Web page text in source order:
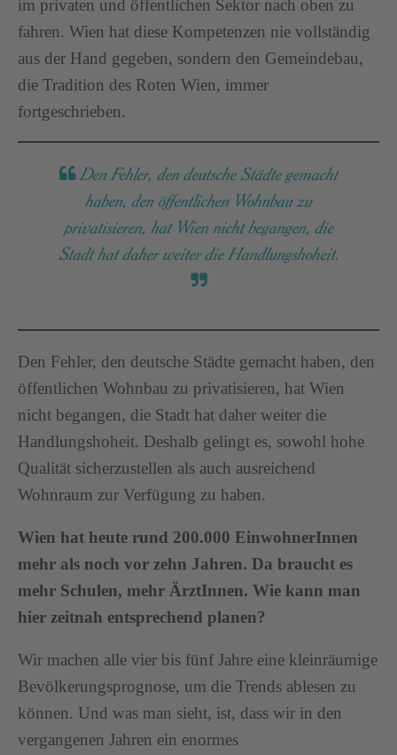
im privaten und öffentlichen Sektor nach oben zu
fahren. Wien hat diese Kompetenzen nie vollständig
aus der Hand gegeben, sondern den Gemeindebau,
die Tradition des Roten Wien, immer
fortgeschrieben.
Den Fehler, den deutsche Städte gemacht
haben, den öffentlichen Wohnbau zu
privatisieren, hat Wien nicht begangen, die
Stadt hat daher weiter die Handlungshoheit.
Den Fehler, den deutsche Städte gemacht haben, den
öffentlichen Wohnbau zu privatisieren, hat Wien
nicht begangen, die Stadt hat daher weiter die
Handlungshoheit. Deshalb gelingt es, sowohl hohe
Qualität sicherzustellen als auch ausreichend
Wohnraum zur Verfügung zu haben.
Wien hat heute rund 200.000 EinwohnerInnen
mehr als noch vor zehn Jahren. Da braucht es
mehr Schulen, mehr ÄrztInnen. Wie kann man
hier zeitnah entsprechend planen?
Wir machen alle vier bis fünf Jahre eine kleinräumige
Bevölkerungsprognose, um die Trends ablesen zu
können. Und was man sieht, ist, dass wir in den
vergangenen Jahren ein enormes